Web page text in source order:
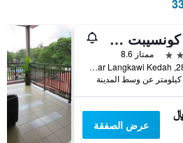
ذا كونسيبت هوتل إكسبرس
ممتاز 8.6
2827, Kg Dato Syed Nahar Langkawi Kedah, كواه, ماليزيا
عرض الصفقة